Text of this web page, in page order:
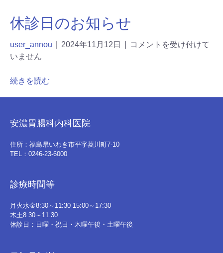
休診日のお知らせ
user_annou 2024年11月12日
コメントを受け付けて
いません
続きを読む
安濃胃腸科内科医院
住所：福島県いわき市平字菱川町7-10
TEL：0246-23-6000
診療時間等
月火水金8:30～11:30 15:00～17:30
木土8:30～11:30
休診日：日曜・祝日・木曜午後・土曜午後